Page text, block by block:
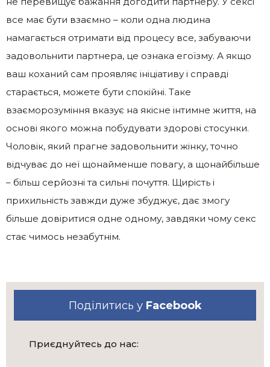
все має бути взаємно – коли одна людина
намагається отримати від процесу все, забуваючи
задовольнити партнера, це ознака егоїзму. А якщо
ваш коханий сам проявляє ініціативу і справді
старається, можете бути спокійні. Таке
взаєморозуміння вказує на якісне інтимне життя, на
основі якого можна побудувати здорові стосунки.
Чоловік, який прагне задовольнити жінку, точно
відчуває до неї щонайменше повагу, а щонайбільше
– більш серйозні та сильні почуття. Щирість і
прихильність завжди дуже збуджує, дає змогу
більше довіритися одне одному, завдяки чому секс
стає чимось незабутнім.
Поділитись у Facebook
Приєднуйтесь до нас: